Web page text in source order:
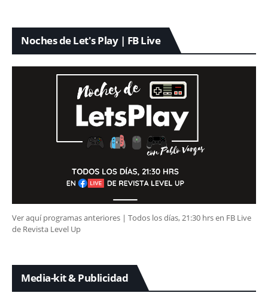
Noches de Let's Play | FB Live
Ver aquí programas anteriores | Todos los días, 21:30 hrs en FB Live
de Revista Level Up
Media-kit & Publicidad